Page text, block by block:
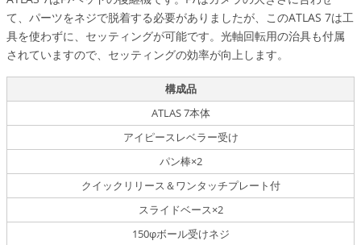
て、パーツをネジで脱着する必要がありましたが、このATLAS 7は工
具を使わずに、セッティングが可能です。光軸回転用の治具も付属
されていますので、セッティングの効率が向上します。
構成品
ATLAS 7本体
アイピースレベラー受け
パン棒×2
クイックリリース＆ワンタッチプレート付
スライドベース×2
150φボール受けネジ